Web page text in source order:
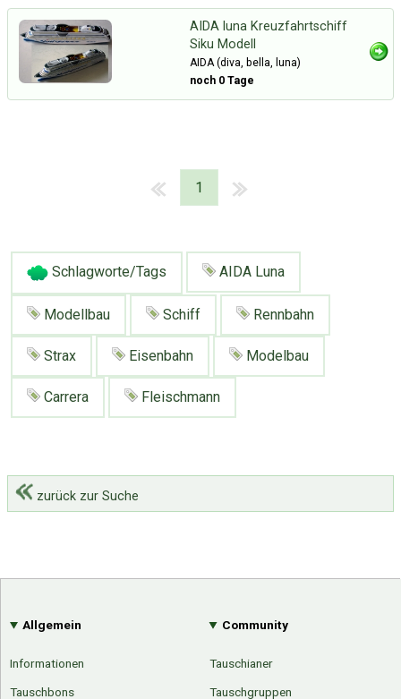
AIDA luna Kreuzfahrtschiff
Siku Modell
AIDA (diva, bella, luna)
noch 0 Tage
1
Schlagworte/Tags AIDA Luna
Modellbau Schiff Rennbahn
Strax Eisenbahn Modelbau
Carrera Fleischmann
zurück zur Suche
Allgemein
Informationen
Tauschbons
Community
Tauschianer
Tauschgruppen